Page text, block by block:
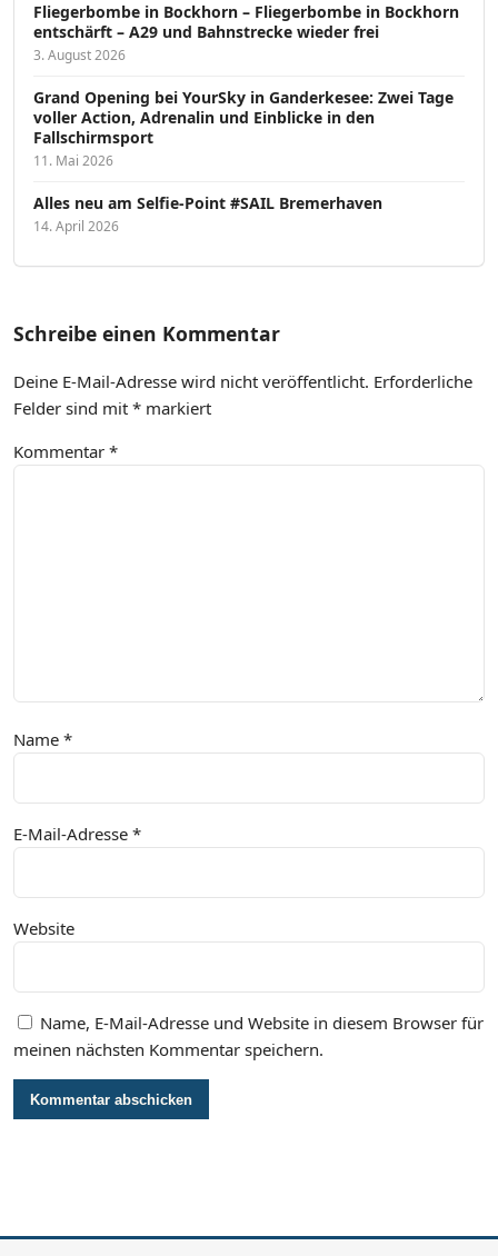
Fliegerbombe in Bockhorn – Fliegerbombe in Bockhorn
entschärft – A29 und Bahnstrecke wieder frei
3. August 2026
Grand Opening bei YourSky in Ganderkesee: Zwei Tage
voller Action, Adrenalin und Einblicke in den
Fallschirmsport
11. Mai 2026
Alles neu am Selfie-Point #SAIL Bremerhaven
14. April 2026
Schreibe einen Kommentar
Deine E-Mail-Adresse wird nicht veröffentlicht. Erforderliche
Felder sind mit * markiert
Kommentar *
Name *
E-Mail-Adresse *
Website
Name, E-Mail-Adresse und Website in diesem Browser für
meinen nächsten Kommentar speichern.